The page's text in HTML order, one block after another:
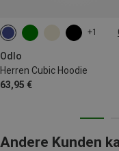
+1
Odlo
Herren Cubic Hoodie
63,95 €
S M XL XXL
Andere Kunden